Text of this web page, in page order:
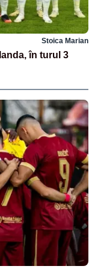
Stoica Marian
în turul 3